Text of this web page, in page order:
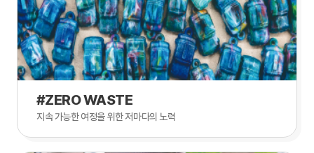
#ZERO WASTE
지속 가능한 여정을 위한 저마다의 노력